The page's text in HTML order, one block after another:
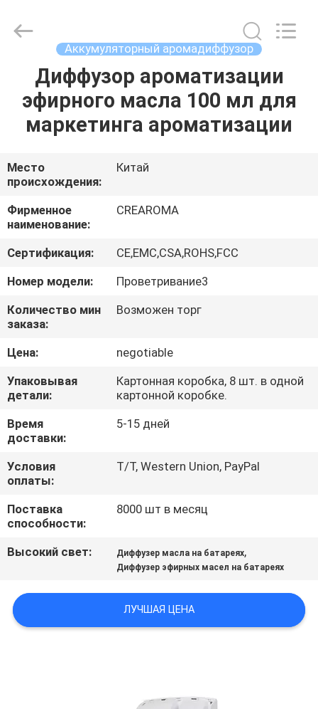
ДОМ
ПРОДУКТЫ
РОЛИКИ
VR
ШОУ
О
НАС
ПУТЕШЕСТВИЕ
ФАБРИКИ
ПРОВЕРКА
КАЧЕСТВА
СВЯЖИТЕСЬ
СПРОСИТЕ
Market.
Аккумуляторный аромадиффузор
Диффузор ароматизации
эфирного масла 100 мл для
маркетинга ароматизации
Место
происхождения:
Китай
Фирменное
наименование:
CREAROMA
Сертификация:
CE,EMC,CSA,ROHS,FCC
Номер модели:
Проветривание3
Количество мин
заказа:
Возможен торг
Цена:
negotiable
Упаковывая
детали:
Картонная коробка, 8 шт. в одной
картонной коробке.
Время
доставки:
5-15 дней
Условия
оплаты:
T/T, Western Union, PayPal
Поставка
способности:
8000 шт в месяц
Высокий свет: Диффузер масла на батареях,
Диффузер эфирных масел на батареях
ЛУЧШАЯ ЦЕНА